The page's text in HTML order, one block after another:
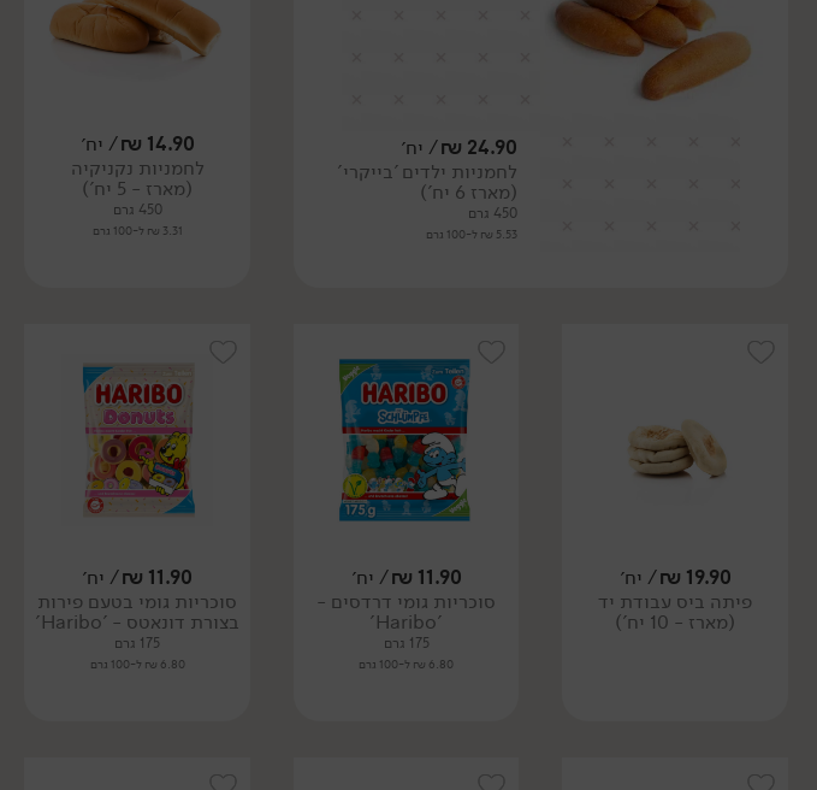
24.90
₪/ יח׳
לחמניות ילדים 'בייקרי'
(מארז 6 יח')
450 גרם
5.53 ₪ ל-100 גרם
14.90
₪/ יח׳
לחמניות נקניקיה
(מארז - 5 יח')
450 גרם
3.31 ₪ ל-100 גרם
19.90
₪/ יח׳
פיתה ביס עבודת יד
(מארז - 10 יח')
11.90
₪/ יח׳
סוכריות גומי דרדסים -
'Haribo'
175 גרם
6.80 ₪ ל-100 גרם
11.90
₪/ יח׳
סוכריות גומי בטעם פירות
בצורת דונאטס - 'Haribo'
175 גרם
6.80 ₪ ל-100 גרם